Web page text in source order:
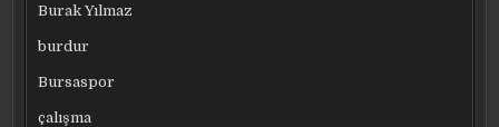
Burak Yılmaz
burdur
Bursaspor
çalışma